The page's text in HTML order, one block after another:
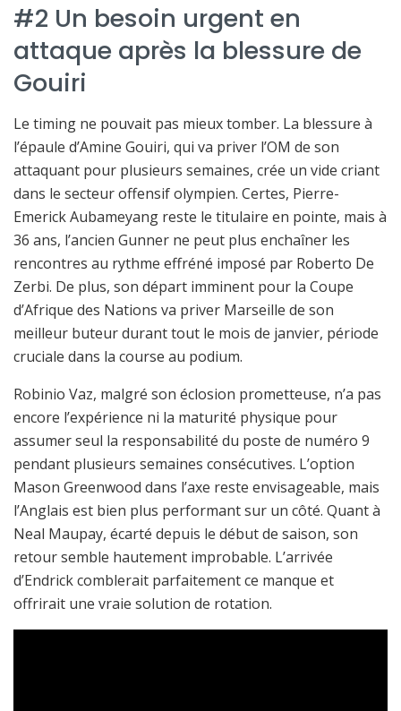
#2 Un besoin urgent en
attaque après la blessure de
Gouiri
Le timing ne pouvait pas mieux tomber. La blessure à
l’épaule d’Amine Gouiri, qui va priver l’OM de son
attaquant pour plusieurs semaines, crée un vide criant
dans le secteur offensif olympien. Certes, Pierre-
Emerick Aubameyang reste le titulaire en pointe, mais à
36 ans, l’ancien Gunner ne peut plus enchaîner les
rencontres au rythme effréné imposé par Roberto De
Zerbi. De plus, son départ imminent pour la Coupe
d’Afrique des Nations va priver Marseille de son
meilleur buteur durant tout le mois de janvier, période
cruciale dans la course au podium.
Robinio Vaz, malgré son éclosion prometteuse, n’a pas
encore l’expérience ni la maturité physique pour
assumer seul la responsabilité du poste de numéro 9
pendant plusieurs semaines consécutives. L’option
Mason Greenwood dans l’axe reste envisageable, mais
l’Anglais est bien plus performant sur un côté. Quant à
Neal Maupay, écarté depuis le début de saison, son
retour semble hautement improbable. L’arrivée
d’Endrick comblerait parfaitement ce manque et
offrirait une vraie solution de rotation.